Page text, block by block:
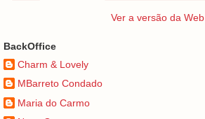
Ver a versão da Web
BackOffice
Charm & Lovely
MBarreto Condado
Maria do Carmo